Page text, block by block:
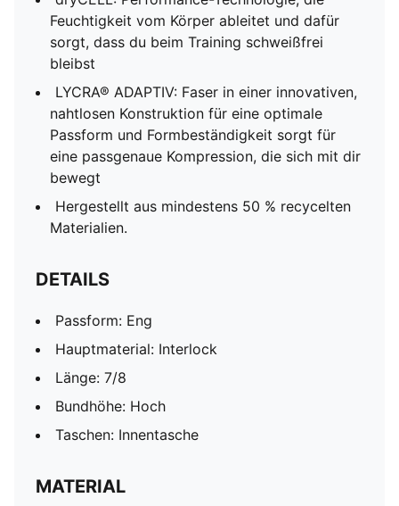
Feuchtigkeit vom Körper ableitet und dafür
sorgt, dass du beim Training schweißfrei
bleibst
LYCRA® ADAPTIV: Faser in einer innovativen,
nahtlosen Konstruktion für eine optimale
Passform und Formbeständigkeit sorgt für
eine passgenaue Kompression, die sich mit dir
bewegt
Hergestellt aus mindestens 50 % recycelten
Materialien.
DETAILS
Passform: Eng
Hauptmaterial: Interlock
Länge: 7/8
Bundhöhe: Hoch
Taschen: Innentasche
MATERIAL